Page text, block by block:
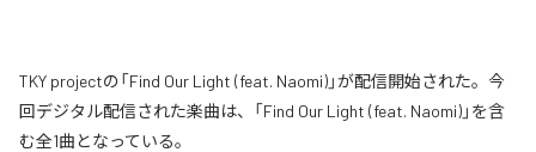
TKY projectの「Find Our Light (feat. Naomi)」が配信開始された。今
回デジタル配信された楽曲は、「Find Our Light (feat. Naomi)」を含
む全1曲となっている。